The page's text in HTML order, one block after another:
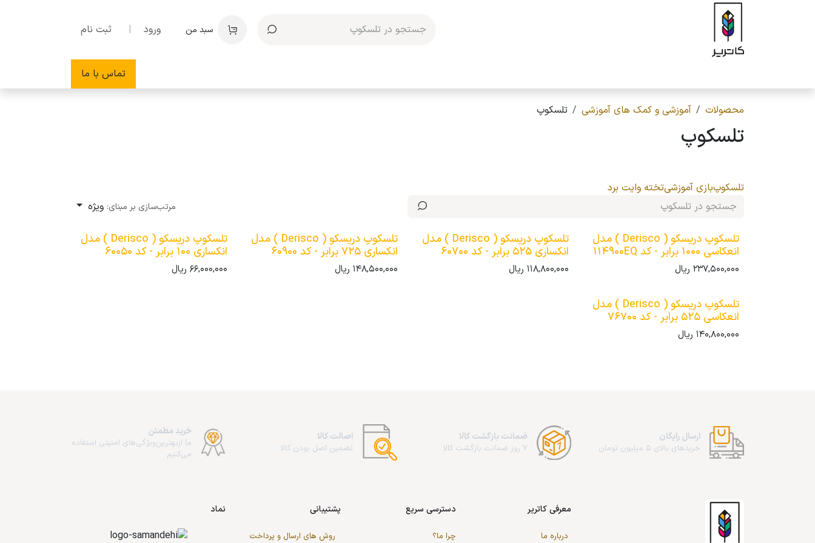
صرف نظر و مشاهده محتوا
سبد من ورود | ثبت نام
تماس با ما
محصولات آموزشی و کمک های آموزشی تلسکوپ
تلسکوپ
تلسکوپبازی آموزشیتخته وایت برد
مرتب‌سازی بر مبنای: ویژه
تلسکوپ دریسکو ( Derisco ) مدل
انعکاسی 1000 برابر - کد 114900EQ
237,500,000 ریال
تلسکوپ دریسکو ( Derisco ) مدل
انکساری 525 برابر - کد 60700
118,800,000 ریال
تلسکوپ دریسکو ( Derisco ) مدل
انکساری 725 برابر - کد 60900
148,500,000ریال
تلسکوپ دریسکو ( Derisco ) مدل
انکساری 100 برابر - کد 60050
66,000,000 ریال
تلسکوپ دریسکو ( Derisco ) مدل
انعکاسی 525 برابر - کد 76700
140,800,000 ریال
ارسال رایگان
خریدهای بالای 5 میلیون تومان
ضمانت بازگشت کالا
7 روز ضمانت بازگشت کالا
اصالت کالا
تضمین اصل بودن کالا
خرید مطمئن
ما از‌بهترین‌ویژگی‌های امنیتی استفاده
می‌کنیم
معرفی کاتریر
درباره ما
دسترسی سریع
چرا ما؟
پشتیبانی
روش های ارسال و پرداخت
نماد